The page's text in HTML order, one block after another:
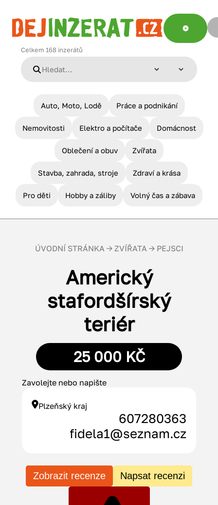
Celkem 168 inzerátů
Auto, Moto, Lodě Práce a podnikání
Nemovitosti Elektro a počítače Domácnost
Oblečení a obuv Zvířata
Stavba, zahrada, stroje Zdraví a krása
Pro děti Hobby a záliby Volný čas a zábava
ÚVODNÍ STRÁNKA→ ZVÍŘATA → PEJSCI
Americký
stafordšírský
teriér
25 000 KČ
Zavolejte nebo napište
Plzeňský kraj
607280363
fidela1@seznam.cz
Zobrazit recenze Napsat recenzi